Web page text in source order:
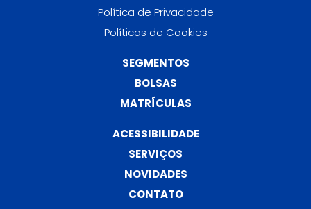
Política de Privacidade
Políticas de Cookies
SEGMENTOS
BOLSAS
MATRÍCULAS
ACESSIBILIDADE
SERVIÇOS
NOVIDADES
CONTATO